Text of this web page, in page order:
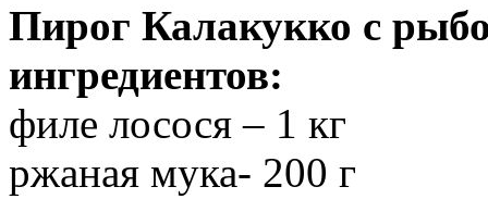
Пирог Калакукко с
ингредиентов:
филе лосося – 1 кг
ржаная мука- 200 г